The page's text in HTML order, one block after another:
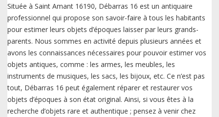
Située à Saint Amant 16190, Débarras 16 est un antiquaire
professionnel qui propose son savoir-faire à tous les habitants
pour estimer leurs objets d’époques laisser par leurs grands-
parents. Nous sommes en activité depuis plusieurs années et
avons les connaissances nécessaires pour pouvoir estimer vos
objets antiques, comme : les armes, les meubles, les
instruments de musiques, les sacs, les bijoux, etc. Ce n’est pas
tout, Débarras 16 peut également réparer et restaurer vos
objets d’époques à son état original. Ainsi, si vous êtes à la
recherche d’objets rare et authentique ; pensez à venir chez